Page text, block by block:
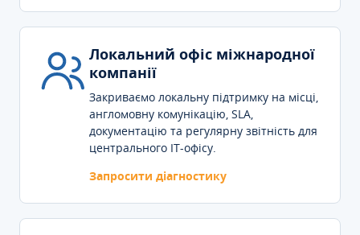
Локальний офіс міжнародної
компанії
Закриваємо локальну підтримку на місці,
англомовну комунікацію, SLA,
документацію та регулярну звітність для
центрального IT-офісу.
Запросити діагностику